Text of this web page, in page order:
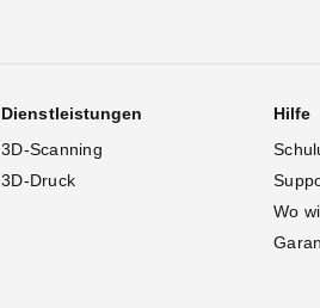
Dienstleistungen
3D-Scanning
3D-Druck
Hilfe
Wo